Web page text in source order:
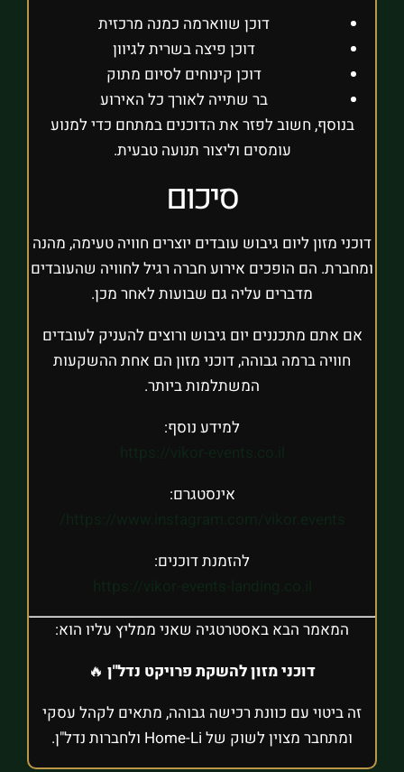
דוכן שווארמה כמנה מרכזית
דוכן פיצה בשרית לגיוון
דוכן קינוחים לסיום מתוק
בר שתייה לאורך כל האירוע
בנוסף, חשוב לפזר את הדוכנים במתחם כדי למנוע
עומסים וליצור תנועה טבעית.
סיכום
דוכני מזון ליום גיבוש עובדים יוצרים חוויה טעימה, מהנה
ומחברת. הם הופכים אירוע חברה רגיל לחוויה שהעובדים
מדברים עליה גם שבועות לאחר מכן.
אם אתם מתכננים יום גיבוש ורוצים להעניק לעובדים
חוויה ברמה גבוהה, דוכני מזון הם אחת ההשקעות
המשתלמות ביותר.
למידע נוסף:
אינסטגרם:
להזמנת דוכנים:
המאמר הבא באסטרטגיה שאני ממליץ עליו הוא:
דוכני מזון להשקת פרויקט נדל"ן 🔥
זה ביטוי עם כוונת רכישה גבוהה, מתאים לקהל עסקי
ומתחבר מצוין לשוק של Home-Li ולחברות נדל"ן.